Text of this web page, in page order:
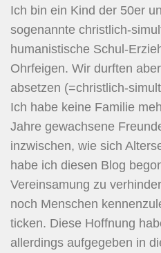
Ich bin ein Kind der 50er
sogenannte christlich-
humanistische Schul-
Ohrfeigen. Wir durften
absetzen (=christlich-
Ich habe keine Familie
Jahre gewachsene
inzwischen, wie sich
habe ich diesen Blog
Vereinsamung zu
noch Menschen
ticken. Diese Hoffnung
allerdings aufgegeben in